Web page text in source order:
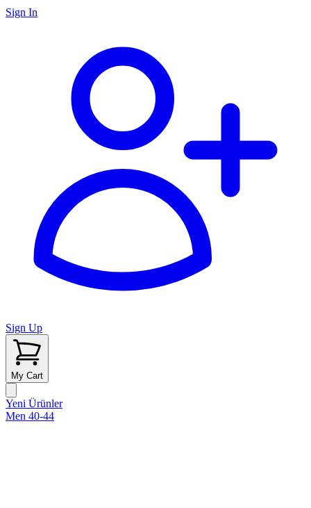
Sign In
Sign Up
My Cart
Yeni Ürünler
Men 40-44